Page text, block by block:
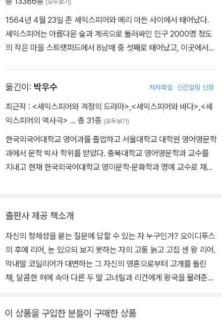
(모두보기)
1564년 4월 23일 존 셰익스피어와 메리 아든 사이에서 태어났다.
셰익스피어는 아름다운 숲과 계곡으로 둘러싸인 인구 2000명 정도
의 작은 마을 스트랫퍼드에서 8남매 중 셋째로 태어났고, 이곳에서
리학, 수사학, 문학 등을 배웠는데, 《성경》과 더불어 오비디우스의
《변신》은 셰익스피어에게 상상력의 원천이 된다. 그리스어도 배웠지
만 그리 신통하지는 않았다. 그 때문에 동시대 극작가 벤 존슨은 “라
어를 조롱하기도 했다. 그러나 셰익스피어의 타고난 언어 구사 능력,
무대 예술에 대한 천부적인 감각, 다양한 경험, 인간에 대한 심오한 이
해는 그를 위대한 극작가로 만들기에 부족함이 없었다. 그는 제대로
커스》, 《헨리 6세》, 《리처드 3세》 등이 런던 무대에서 상연되었다.
난도 없지 않았지만, 시간이 지날수록 그의 작품은 인기를 더해 갔다.
1623년 벤 존슨은 그리스와 로마의 극작가와 견줄 수 있는 사람은 오
직 셰익스피어뿐이라고 호평하며, 그는 “어느 한 시대 사람이 아니라,
모든 시대의 사람”이라고 칭찬했다. 1668년 존 드라이든은 셰익스피
0년에서 1613년에 이르기까지 10편의 비극(로마극 포함), 18편의
옮긴이: 박우수 저자파일 신간알림 신청
최근작 : <셰익스피어와 격정의 드라마> <셰익스피어와 바다> <셰
익스피어의 역사극> … 총 31종 (모두보기)
한국외국어대학교 영어과를 졸업하고 서울대학교 대학원 영어영문학
과에서 문학 박사 학위를 받았다. 충북대학교 영어영문학과 교수를
지내고 현재 한국외국어대학교 영미문학·문화학과 명예 교수로 재직
스피어와 인간의 확장」,「종교개혁과 르네상스 영문학」,「수사학과 말
의 힘」,「수사적 인간」 등이 있다.
출판사 제공 책소개
자신의 정체성을 묻는 질문에 답할 수 있는 자 누구인가? 오이디푸스
의 후예 리어, 눈 있으되 보지 못하는 자의 고통 늙고 고집 센 왕 리어.
막내딸 코딜리어가 대변하는 그 자신의 영혼으로부터 고개를 돌린
채, 달콤한 혀에 속아 다른 두 딸 고너릴과 리건에게 왕국을 물려준다.
음속 폭풍과 대면하며 스스로를 바라보기 시작하는데……. 믿었던 두
이 상품을 구입한 분들이 구매한 상품